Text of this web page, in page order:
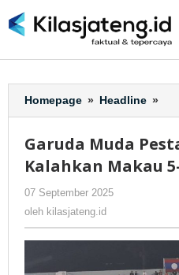
ke
Homepage » Headline »
0
Garuda Muda
Kalahkan Makau
07 September 2025
oleh kilasjateng.id